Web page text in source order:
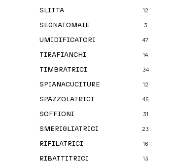
SLITTA 12
SEGNATOMAIE 3
UMIDIFICATORI 47
TIRAFIANCHI 14
TIMBRATRICI 34
SPIANACUCITURE 12
SPAZZOLATRICI 46
SOFFIONI 31
SMERIGLIATRICI 23
RIFILATRICI 16
RIBATTITRICI 13